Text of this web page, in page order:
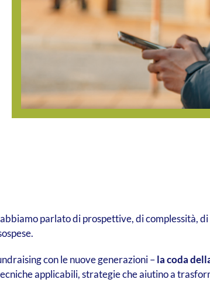
parlato di prospettive, di complessità,
con le nuove generazioni –la coda
applicabili, strategie che aiutino a